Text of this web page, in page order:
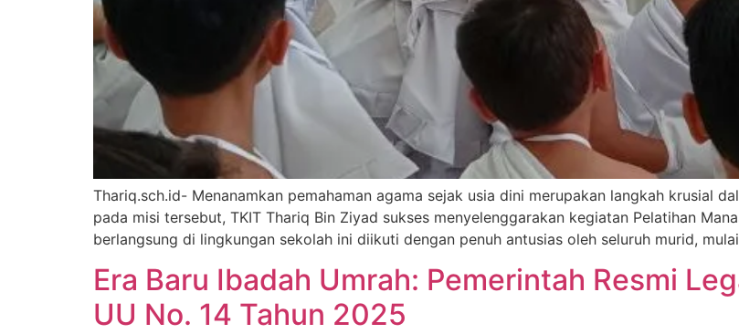
Thariq.sch.id- Menanamkan pemahaman agama sejak usia dini merupakan langkah krusial
pada misi tersebut, TKIT Thariq Bin Ziyad sukses menyelenggarakan kegiatan Pelatihan
berlangsung di lingkungan sekolah ini diikuti dengan penuh antusias oleh seluruh murid,
Era Baru Ibadah Umrah: Pemerintah Resmi
UU No. 14 Tahun 2025